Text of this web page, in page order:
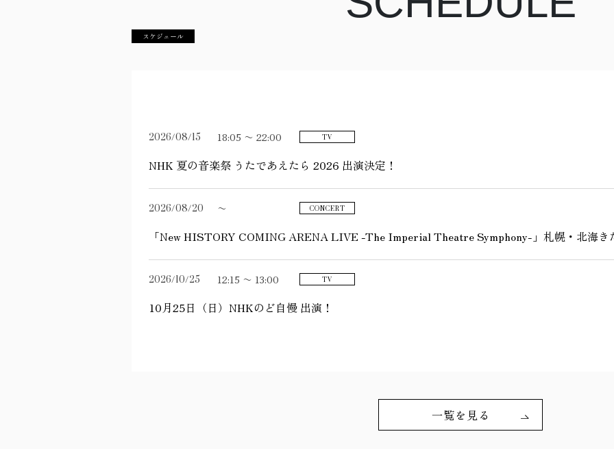
スケジュール
2026/08/15 18:05 〜 22:00 TV
NHK 夏の音楽祭 うたであえたら 2026 出演決定！
2026/08/20 〜 CONCERT
「New HISTORY COMING ARENA LIVE -The Imperial Theatre Symphony-」札幌・北海き
2026/10/25 12:15 〜 13:00 TV
10月25日（日）NHKのど自慢 出演！
一覧を見る